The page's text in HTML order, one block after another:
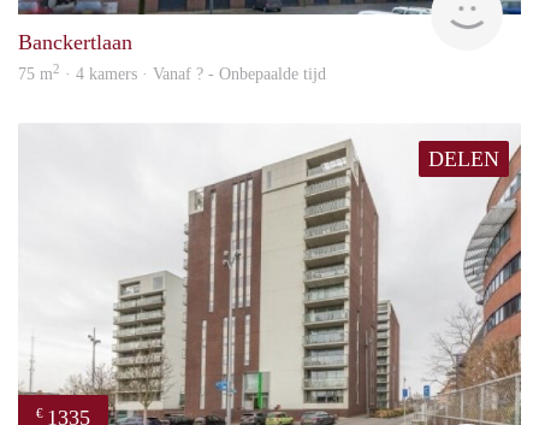
Banckertlaan
75 m2 · 4 kamers · Vanaf ? - Onbepaalde tijd
DELEN
€ 1335